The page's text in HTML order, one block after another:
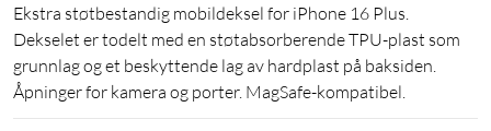
Ekstra støtbestandig mobildeksel for iPhone 16 Plus.
Dekselet er todelt med en støtabsorberende TPU-plast som
grunnlag og et beskyttende lag av hardplast på baksiden.
Åpninger for kamera og porter. MagSafe-kompatibel.